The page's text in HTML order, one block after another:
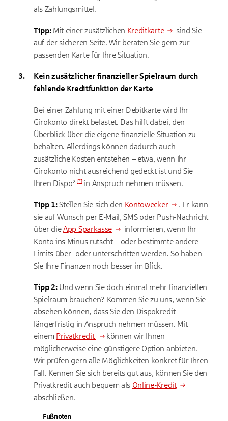
als Zahlungsmittel.
Tipp: Mit einer zusätzlichen Kreditkarte
sind Sie
auf der sicheren Seite. Wir beraten Sie gern zur
passenden Karte für Ihre Situation.
Kein zusätzlicher finanzieller Spielraum durch
fehlende Kreditfunktion der Karte
Bei einer Zahlung mit einer Debitkarte wird Ihr
Girokonto direkt belastet. Das hilft dabei, den
Überblick über die eigene finanzielle Situation zu
behalten. Allerdings können dadurch auch
zusätzliche Kosten entstehen – etwa, wenn Ihr
Girokonto nicht ausreichend gedeckt ist und Sie
Ihren Dispo² [²]in Anspruch nehmen müssen.
Tipp 1:Stellen Sie sich den Kontowecker
. Er kann
sie auf Wunsch per E-Mail, SMS oder Push-Nachricht
über dieApp Sparkasse
informieren, wenn Ihr
Konto ins Minus rutscht – oder bestimmte andere
Limits über- oder unterschritten werden. So haben
Sie Ihre Finanzen noch besser im Blick.
Tipp 2: Und wenn Sie doch einmal mehr finanziellen
Spielraum brauchen? Kommen Sie zu uns, wenn Sie
absehen können, dass Sie den Dispokredit
längerfristig in Anspruch nehmen müssen. Mit
einem Privatkredit
können wir Ihnen
möglicherweise eine günstigere Option anbieten.
Wir prüfen gern alle Möglichkeiten konkret für Ihren
Fall. Kennen Sie sich bereits gut aus, können Sie den
Privatkredit auch bequem als Online-Kredit
abschließen.
Fußnoten